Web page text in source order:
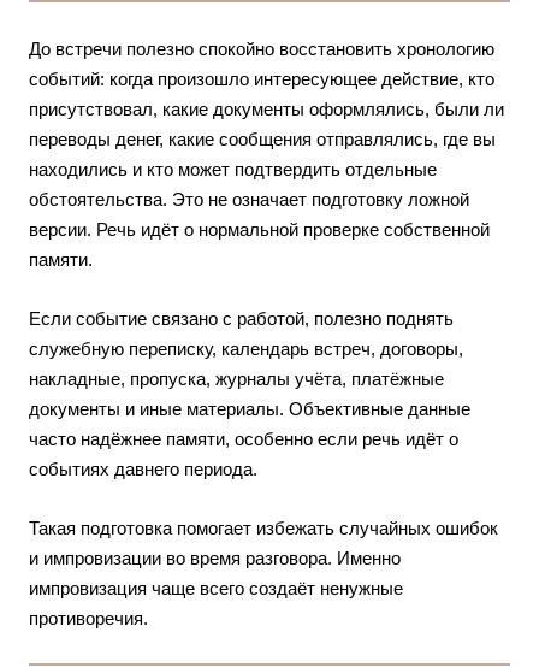
До встречи полезно спокойно восстановить хронологию
событий: когда произошло интересующее действие, кто
присутствовал, какие документы оформлялись, были ли
переводы денег, какие сообщения отправлялись, где вы
находились и кто может подтвердить отдельные
обстоятельства. Это не означает подготовку ложной
версии. Речь идёт о нормальной проверке собственной
памяти.
Если событие связано с работой, полезно поднять
служебную переписку, календарь встреч, договоры,
накладные, пропуска, журналы учёта, платёжные
документы и иные материалы. Объективные данные
часто надёжнее памяти, особенно если речь идёт о
событиях давнего периода.
Такая подготовка помогает избежать случайных ошибок
и импровизации во время разговора. Именно
импровизация чаще всего создаёт ненужные
противоречия.